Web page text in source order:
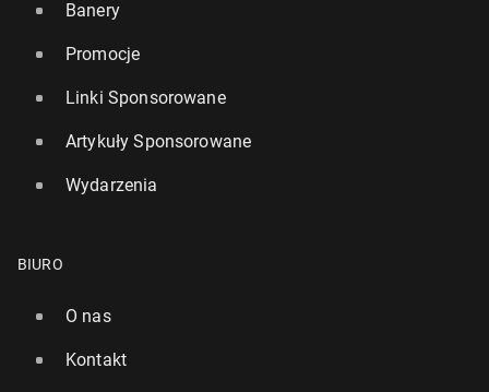
Banery
Promocje
Linki Sponsorowane
Artykuły Sponsorowane
Wydarzenia
BIURO
O nas
Kontakt